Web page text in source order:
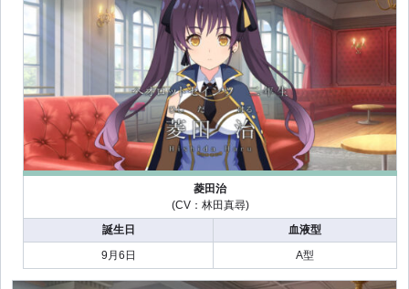
菱田治
(CV：林田真尋)
誕生日
血液型
9月6日
A型